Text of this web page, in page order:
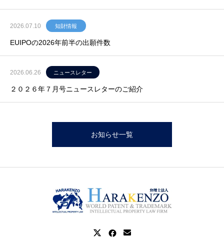
2026.07.10 知財情報
EUIPOの2026年前半の出願件数
2026.06.26 ニュースレター
２０２６年７月号ニュースレターのご紹介
お知らせ一覧